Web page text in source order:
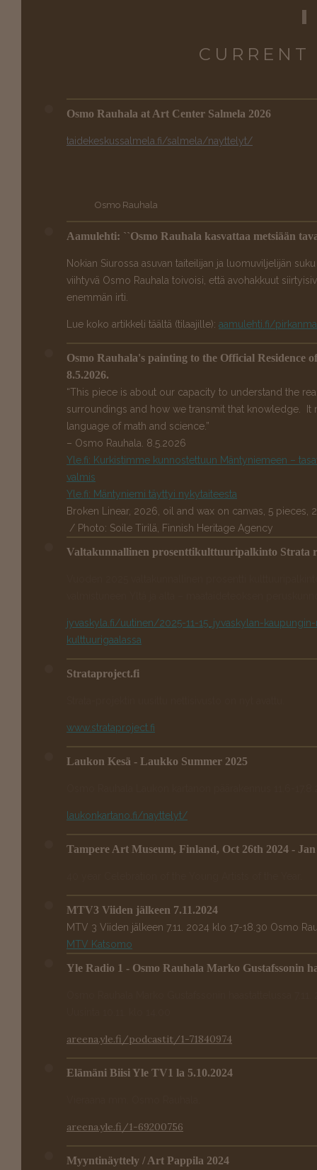
Osmo Rauhala at Art Center Salmela 2026
taidekeskussalmela.fi/salmela/nayttelyt/
Osmo Rauhala
Aamulehti: ``Osmo Rauhala kasvattaa metsiään
Nokian Siurossa asuvan taiteilijan ja luomuviljelijän
viihtyvä Osmo Rauhala toivoisi, että avohakkuut
enemmän irti.
Lue koko artikkeli täältä (tilaajille): aamulehti.fi/
Osmo Rauhala's painting to the Official Residence
8.5.2026.
“This piece is about our capacity to understand the
surroundings and how we transmit that knowledge.
language of math and science.”
– Osmo Rauhala. 8.5.2026
Yle.fi: Kurkistimme kunnostettuun Mäntyniemeen –
valmis
Yle.fi: Mäntyniemi täyttyi nykytaiteesta
Broken Linear, 2026, oil and wax on canvas, 5
/ Photo: Soile Tirilä, Finnish Heritage Agency
Valtakunnallinen prosenttikulttuuripalkinto Strata
jyvaskyla.fi/uutinen/2025-11-15_jyvaskylan-
kulttuurigaalassa
Strataproject.fi
www.strataproject.fi
Laukon Kesä - Laukko Summer 2025
laukonkartano.fi/nayttelyt/
Tampere Art Museum, Finland, Oct 26th 2024 - Jan
MTV3 Viiden jälkeen 7.11.2024
MTV 3 Viiden jälkeen 7.11. 2024 klo 17-18.30 Osmo
MTV Katsomo
Yle Radio 1 - Osmo Rauhala Marko Gustafssonin
areena.yle.fi/podcastit/1-71840974
Elämäni Biisi Yle TV1 la 5.10.2024
areena.yle.fi/1-69200756
Myyntinäyttely / Art Pappila 2024